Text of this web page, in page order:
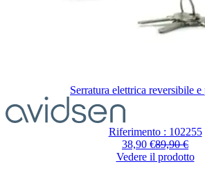
Serratura elettrica reversibile e
Riferimento : 102255
38,90 €89,90 €
Vedere il prodotto